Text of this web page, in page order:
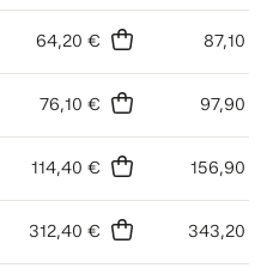
64,20 € 87,10 €
76,10 € 97,90 €
114,40 € 156,90 €
312,40 € 343,20 €